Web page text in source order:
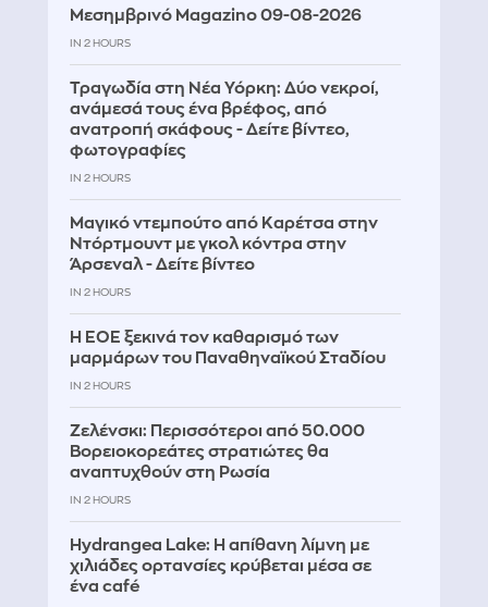
Μεσημβρινό Magazino 09-08-2026
IN 2 HOURS
Τραγωδία στη Νέα Υόρκη: Δύο νεκροί,
ανάμεσά τους ένα βρέφος, από
ανατροπή σκάφους - Δείτε βίντεο,
φωτογραφίες
IN 2 HOURS
Μαγικό ντεμπούτο από Καρέτσα στην
Ντόρτμουντ με γκολ κόντρα στην
Άρσεναλ - Δείτε βίντεο
IN 2 HOURS
Η ΕΟΕ ξεκινά τον καθαρισμό των
μαρμάρων του Παναθηναϊκού Σταδίου
IN 2 HOURS
Ζελένσκι: Περισσότεροι από 50.000
Βορειοκορεάτες στρατιώτες θα
αναπτυχθούν στη Ρωσία
IN 2 HOURS
Hydrangea Lake: Η απίθανη λίμνη με
χιλιάδες ορτανσίες κρύβεται μέσα σε
ένα café